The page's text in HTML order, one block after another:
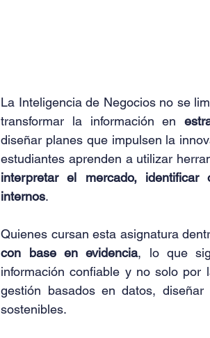
La Inteligencia de Negocios no se
transformar la información en
diseñar planes que impulsen la
interpretar el mercado, identificar
internos.
Quienes cursan esta asignatura
con base en evidencia, lo que
información confiable y no solo por
gestión basados en datos,
sostenibles.